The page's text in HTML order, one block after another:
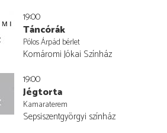
19:00
Táncórák
Pólos Árpád bérlet
Komáromi Jókai Színház
19:00
Jégtorta
Kamaraterem
Sepsiszentgyörgyi színház